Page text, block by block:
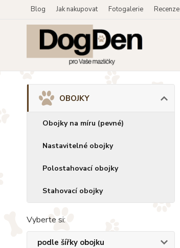
Blog Jak nakupovat Fotogalerie Recenze
OBOJKY
Obojky na míru (pevné)
Nastavitelné obojky
Polostahovací obojky
Stahovací obojky
Vyberte si:
podle šířky obojku